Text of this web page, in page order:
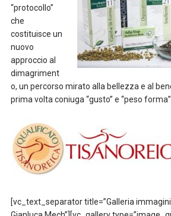
“protocollo”
che
costituisce un
nuovo
approccio al
dimagriment
o, un percorso mirato alla bellezza e al
prima volta coniuga “gusto” e “peso forma”.
[vc_text_separator title=”Galleria